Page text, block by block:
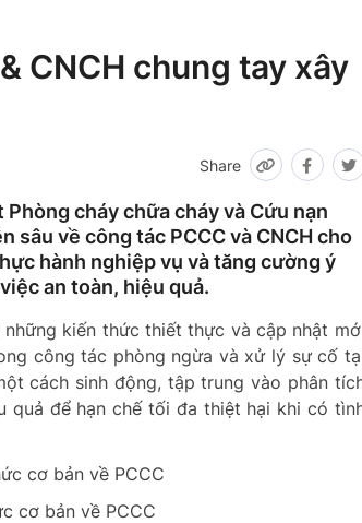
CNCH chung tay xây
Share
cháy chữa cháy và Cứu nạn
về công tác PCCC và CNCH cho
hành nghiệp vụ và tăng cường ý
an toàn, hiệu quả.
những kiến thức thiết thực và cập nhật
công tác phòng ngừa và xử lý sự cố
cách sinh động, tập trung vào phân
quả để hạn chế tối đa thiệt hại khi có
cơ bản về PCCC